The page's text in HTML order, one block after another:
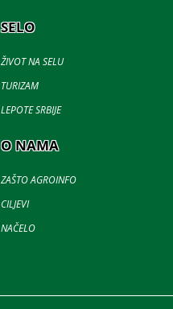
SELO
ŽIVOT NA SELU
TURIZAM
LEPOTE SRBIJE
O NAMA
ZAŠTO AGROINFO
CILJEVI
NAČELO